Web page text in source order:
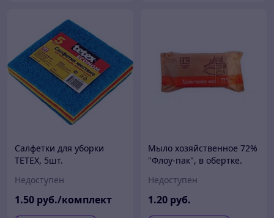
Салфетки для уборки
TETEX, 5шт.
Недоступен
1.50 руб./комплект
Мыло хозяйственное 72%
"Флоу-пак", в обертке.
Недоступен
1.20 руб.